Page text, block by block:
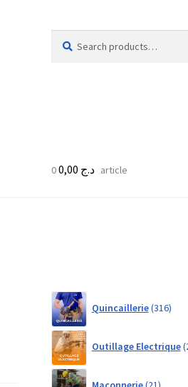
for:
د.ج 0 article
Quincaillerie 316
Outillage Electrique